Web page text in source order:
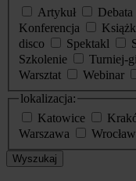
Artykuł
Debata
Konferencja
disco
Spektakl
Szkolenie
Turniej-
Warsztat
Webinar
lokalizacja:
Katowice
Warszawa
Wrocław
Wyszukaj